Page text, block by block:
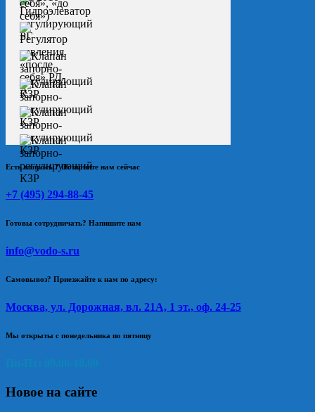
Есть вопросы? Позвоните нам сейчас
+7 (495) 294-88-45
Готовы сотрудничать? Напишите нам
info@vodo-s.ru
Самовывоз? Приезжайте к нам по адресу:
Москва, ул. Дорожная, вл. 21А, 1 эт., оф. 24-25
Мы открыты с понедельника по пятницу
Новое на сайте